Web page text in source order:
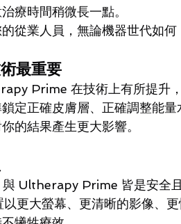
療時間稍微長一點。
從業人員，無論機器世代如
最重要
Prime 在技術上有所提升
鎖定正確皮膚層、正確調整能
的結果產生更大影響。
Ultherapy Prime 皆是安全
更大螢幕、更清晰的影像、